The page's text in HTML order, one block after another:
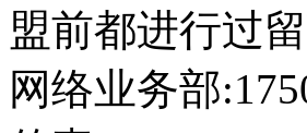
盟前都进行过留
网络业务部